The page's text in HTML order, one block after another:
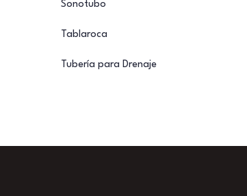
Sonotubo
Tablaroca
Tubería para Drenaje